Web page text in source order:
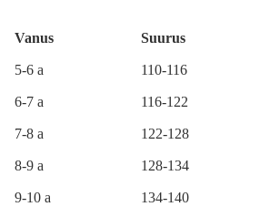
Vanus Suurus
5-6 a 110-116
6-7 a 116-122
7-8 a 122-128
8-9 a 128-134
9-10 a 134-140